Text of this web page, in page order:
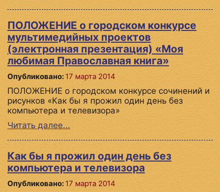
ПОЛОЖЕНИЕ о городском конкурсе
мультимедийных проектов
(электронная презентация) «Моя
любимая Православная книга»
Опубликовано: 17 марта 2014
ПОЛОЖЕНИЕ о городском конкурсе сочинений и
рисунков «Как бы я прожил один день без
компьютера и телевизора»
Читать далее...
Как бы я прожил один день без
компьютера и телевизора
Опубликовано:17 марта 2014